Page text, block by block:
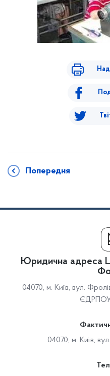
Попередня
Юридична адреса
04070, м. Київ, вул.
ЄДРПОУ
04070, м. Київ,